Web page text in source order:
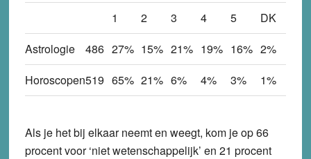
1 2 3 4 5
DK
Astrologie
486 27% 15% 21% 19% 16% 2%
Horoscopen519 65% 21% 6% 4% 3% 1%
Als je het bij elkaar neemt en weegt, kom je op 66
procent voor ‘niet wetenschappelijk’ en 21 procent